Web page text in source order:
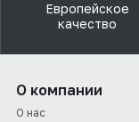
Европейское
качество
О компании
О нас